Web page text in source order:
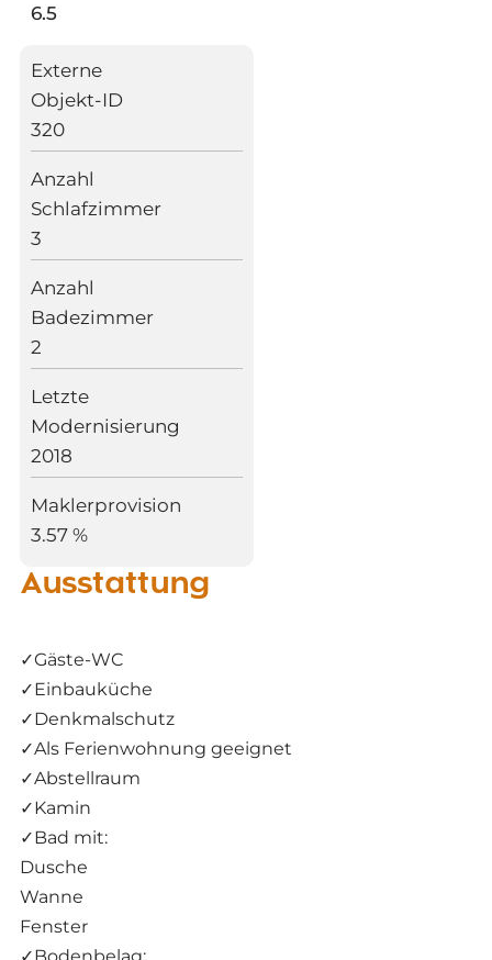
6.5
Externe
Objekt-ID
320
Anzahl
Schlafzimmer
3
Anzahl
Badezimmer
2
Letzte
Modernisierung
2018
Maklerprovision
3.57 %
Ausstattung
✓Gäste-WC
✓Einbauküche
✓Denkmalschutz
✓Als Ferienwohnung geeignet
✓Abstellraum
✓Kamin
✓Bad mit:
Dusche
Wanne
Fenster